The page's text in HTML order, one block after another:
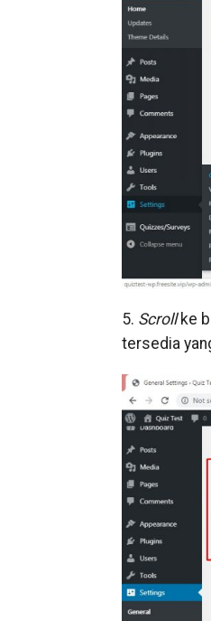
5. Scrollke
tersedia